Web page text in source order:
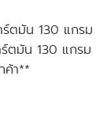
ตมัน 130 แกรม
ตมัน 130 แกรม
ค้า**